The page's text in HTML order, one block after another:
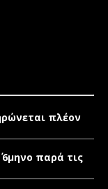
πλέον
παρά τις